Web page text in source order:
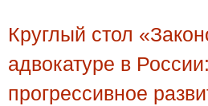
Круглый стол
адвокатуре в России:
прогрессивное